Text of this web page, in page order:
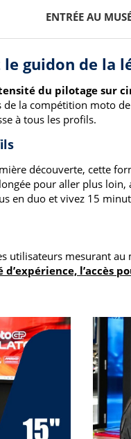
ENTRÉE AU
guidon de la
du pilotage sur
la compétition moto
à tous les profils.
découverte, cette
pour aller plus
en duo et vivez 15
utilisateurs mesurant
l’accès